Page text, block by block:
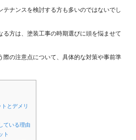
テナンスを検討する方も多いのではないでし
る方は、塗装工事の時期選びに頭を悩ませて
際の注意点について、具体的な対策や事前準
とデメリ
ている理由
ト